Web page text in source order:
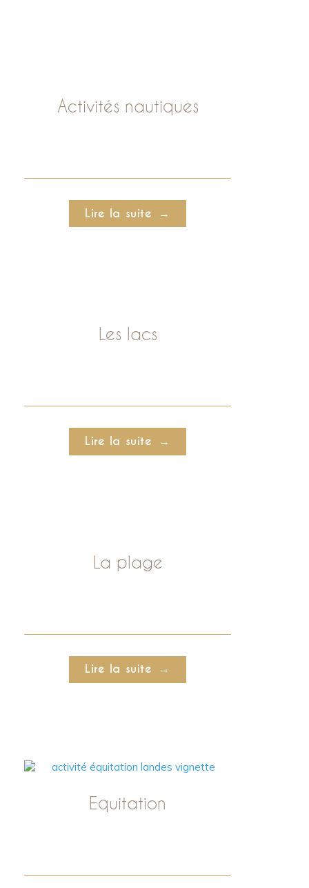
Activités nautiques
Lire la suite
Les lacs
Lire la suite
La plage
Lire la suite
Equitation